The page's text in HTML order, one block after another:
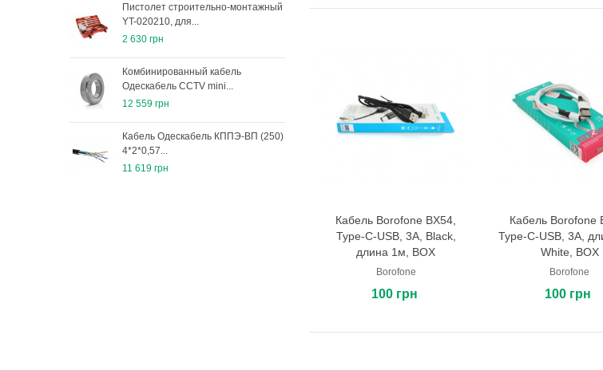
Пистолет строительно-монтажный
YT-020210, для...
2 630 грн
Комбинированный кабель
Одескабель ССTV mini...
12 559 грн
Кабель Одескабель КППЭ-ВП (250)
4*2*0,57...
11 619 грн
Автомобильная электрическая
791 грн
Канистра Merlion YT-HS-FX-40L,
В корзину
Кабель Borofone BX54,
Type-C-USB, 3A, Black,
длина 1м, BOX
Borofone
100 грн
В корзину
Кабель Borofone
Type-C-USB, 3A,
White, BOX
Borofone
100 грн